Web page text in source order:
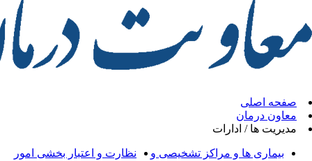
/ ادارات
ها و مراکز تشخیصی و
نظارت و اعتبار بخشی امور